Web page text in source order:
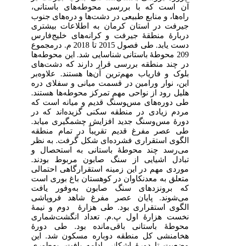
آن است که با بررسی محوطه‌های باستانی،
راه‌ها، و منابع طبیعی در دشت‌ها و دره‌های جنوب
جیرفت در استان کرمان به اطلاعات بیشتری
دربارۀ منطقۀ جیرفت و کرانه‌های خلیج‌فارس
دست یابد. طی فصول 2015 تا 2018 م. درمجموع
209 محوطۀ باستانی شناسایی شد. این محوطه‌ها
در چند منطقه بررسی قرار دارند که دشت‌های
بلوک و فاریاب مهم‌ترین آن‌ها هستند. علاوه‌بر
این، نوار ورامین در قسمت میانی و سفلای دره
هلیل رود از نواحی مهم تمرکز محوطه‌ها هستند.
طی دوره‌های مس‌‍و‌سنگ قدیم و میانه است که
مردم زیادی در منطقه سکنی گزیده‌اند که در
دورۀ مس‌و‌سنگ جدید افزایش چشمگیری میابد.
طی عصر مفرغ قدیم تقریباً در تمام منطقه
الگوی استقراری فشرده‌ای شکل گرفت. به نظر
می‌رسد چند محوطۀ باستانی به استحصال و
تبادل اشیایی از سنگ صابون مربوط بودند.
موردی مهم در این زمینه استقرارگاهی احتمالی
متعلق به معدنکاوان در کوهستان باغ بوری است
که برونزدهای سنگ صابون به‌وفور یافت
می‌شوند. پایان عصر مفرغ شاهد فروپاشی
الگوی استقراری بود. طی هزارۀ دوم و نیمۀ
نخست هزارۀ اول پ.م. تعداد انگشت‌شماری
محوطۀ باستانی باقی‌مانده بود. طی دورۀ
هخامنشی کل منطقه دوباره مسکون شد. این